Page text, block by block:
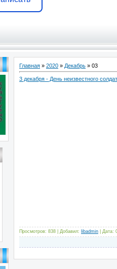
Главная » 2020 » Декабрь » 03
3 декабря - День неизвестного
Просмотров: 838 | Добавил: libadmin | Дата: